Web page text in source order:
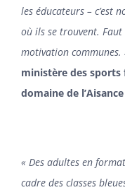
les éducateurs – c’est
où ils se trouvent.
motivation communes.
ministère des sports
domaine de
« Des adultes en
cadre des classes